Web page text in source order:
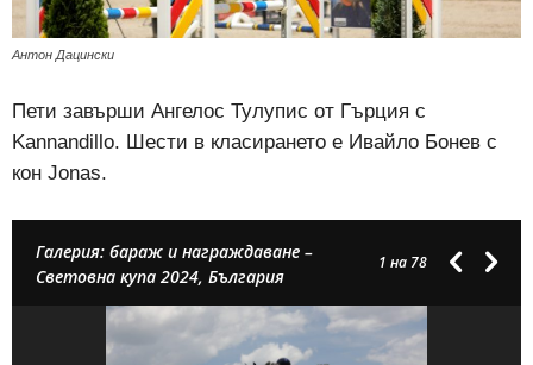
Антон Дацински
Пети завърши Ангелос Тулупис от Гърция с
Kannandillo. Шести в класирането е Ивайло Бонев с
кон Jonas.
Галерия: бараж и награждаване –
Световна купа 2024, България
1 на 78